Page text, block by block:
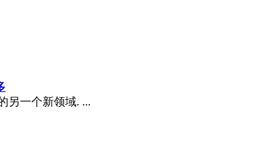
另一个新领域. ...